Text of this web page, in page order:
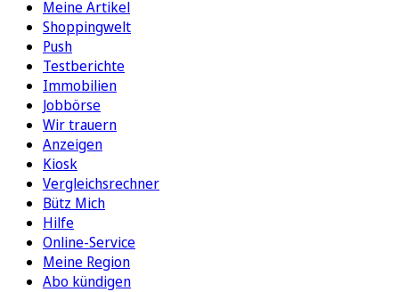
Meine Artikel
Shoppingwelt
Push
Testberichte
Immobilien
Jobbörse
Wir trauern
Anzeigen
Kiosk
Vergleichsrechner
Bütz Mich
Hilfe
Online-Service
Meine Region
Abo kündigen